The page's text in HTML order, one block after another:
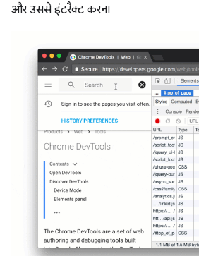
और उससे इंटरैक्ट करना